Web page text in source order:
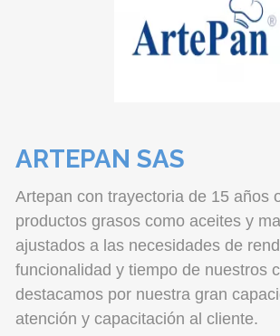
productos grasos como aceites y
ajustados a las necesidades de
funcionalidad y tiempo de nuestros
Ver más productos
Contacto*